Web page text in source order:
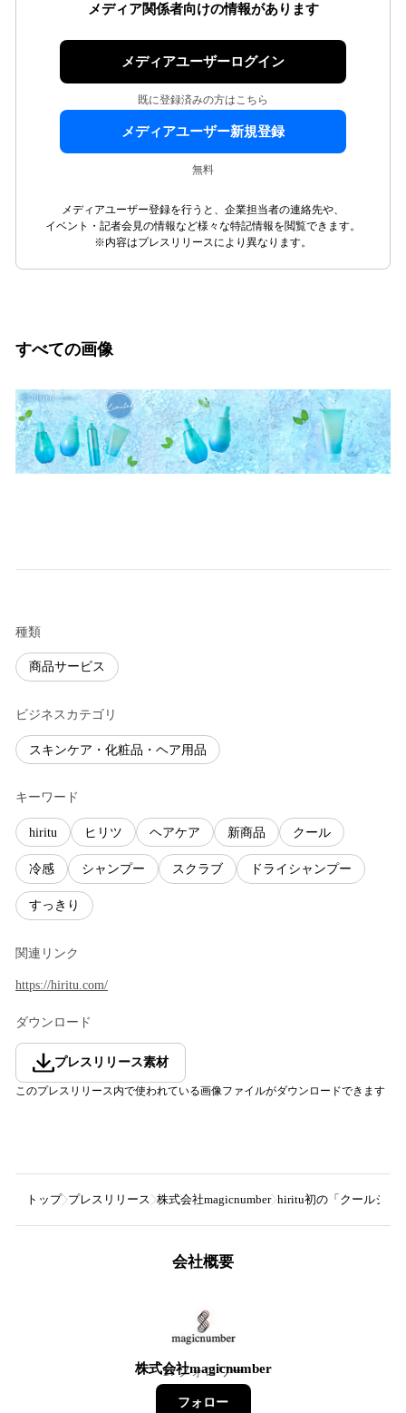
メディア関係者向けの情報があります
メディアユーザーログイン
既に登録済みの方はこちら
メディアユーザー新規登録
無料
メディアユーザー登録を行うと、企業担当者の連絡先や、
イベント・記者会見の情報など様々な特記情報を閲覧できます。
※内容はプレスリリースにより異なります。
すべての画像
種類
商品サービス
ビジネスカテゴリ
スキンケア・化粧品・ヘア用品
キーワード
hiritu ヒリツ ヘアケア 新商品 クール
冷感 シャンプー スクラブ ドライシャンプー
すっきり
関連リンク
https://hiritu.com/
ダウンロード
プレスリリース素材
このプレスリリース内で使われている画像ファイルがダウンロードできます
トップ プレスリリース 株式会社magicnumber hiritu初の「クールシリ
会社概要
株式会社magicnumber
17フォロワー
フォロー